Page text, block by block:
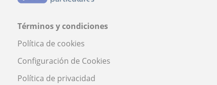
Términos y condiciones
Política de cookies
Configuración de Cookies
Política de privacidad